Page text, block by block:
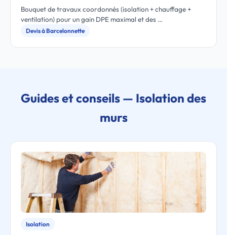
Bouquet de travaux coordonnés (isolation + chauffage +
ventilation) pour un gain DPE maximal et des …
Devis à Barcelonnette
Guides et conseils — Isolation des
murs
Isolation